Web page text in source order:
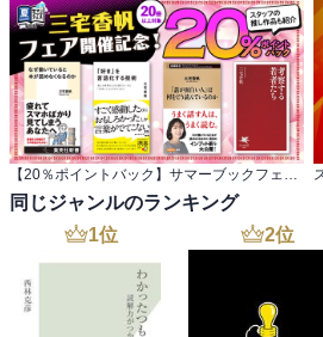
緊張からの現場学習の論理
オーバーエクステンションの緊張がど
せ、加速させるのか。
その論理は、緊張が生み出す次の三つ
まれるものである。
・現場シグナル効果
・現場学習加速効果
・ポテンシャル顕在化効果
ひらたくまとめてしまえば、緊張が「
いるか」についてのシグナルを現場に送
確になった「とくに能力不足解消の努力
【20％ポイントバック】サマーブックフェス 三宅香帆フェア開催記念！約20冊対象
同じジャンルのランキング
1位 2位